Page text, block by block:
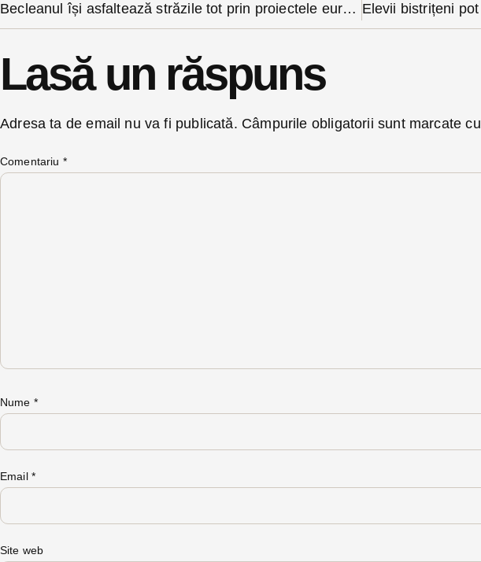
Becleanul își asfaltează străzile tot prin proiectele europene de mobilitate
Lasă un răspuns
Adresa ta de email nu va fi publicată. Câmpurile obligatorii sunt marcate cu
Comentariu *
Nume *
Email *
Site web